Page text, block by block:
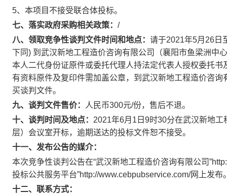
5、本项目不接受联合体投标。
七、落实政府采购相关政策： /
八、领取竞争性谈判文件时间和地点： 请于2021年5月26日
下同) 到武汉新地工程造价咨询有限公司（襄阳市鱼梁洲中
本人二代身份证原件或委托代理人持法定代表人授权委托
有资料原件及复印件需加盖公章，到武汉新地工程造价咨
买谈判文件。
九、谈判文件售价：
人民币300元/份，售后不退。
十、谈判时间及地点： 2021年6月1日9时30分在武汉新地
层）会议室开标，逾期送达的投标文件恕不接受。
十一、发布公告的媒介：
本次竞争性谈判公告在“武汉新地工程造价咨询有限公司
投标公共服务平台”http://www.cebpubservice.com/网上发布
十二、联系方式：